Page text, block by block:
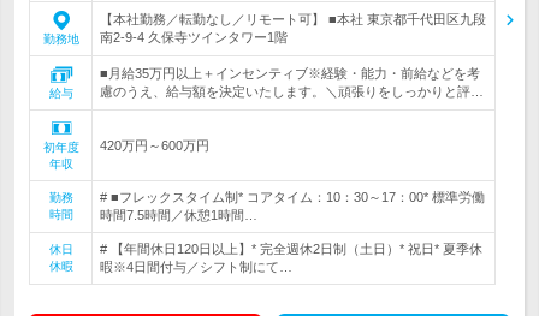
勤務地
【本社勤務／転勤なし／リモート可】 ■本社 東京都千代田区九段
南2-9-4 久保寺ツインタワー1階
給与
■月給35万円以上＋インセンティブ※経験・能力・前給などを考
慮のうえ、給与額を決定いたします。＼頑張りをしっかりと評…
初年度
年収
420万円～600万円
勤務
時間
# ■フレックスタイム制* コアタイム：10：30～17：00* 標準労働
時間7.5時間／休憩1時間…
休日
休暇
# 【年間休日120日以上】* 完全週休2日制（土日）* 祝日* 夏季休
暇※4日間付与／シフト制にて…